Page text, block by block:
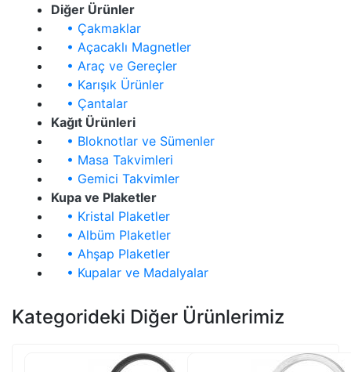
Diğer Ürünler
• Çakmaklar
• Açacaklı Magnetler
• Araç ve Gereçler
• Karışık Ürünler
• Çantalar
Kağıt Ürünleri
• Bloknotlar ve Sümenler
• Masa Takvimleri
• Gemici Takvimler
Kupa ve Plaketler
• Kristal Plaketler
• Albüm Plaketler
• Ahşap Plaketler
• Kupalar ve Madalyalar
Kategorideki Diğer Ürünlerimiz